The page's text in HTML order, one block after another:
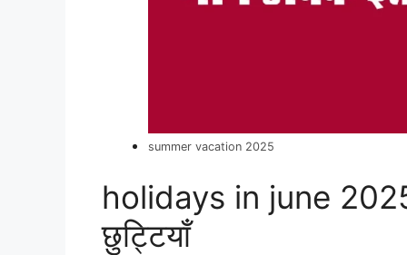
summer vacation 2025
holidays in june
छुट्टियाँ